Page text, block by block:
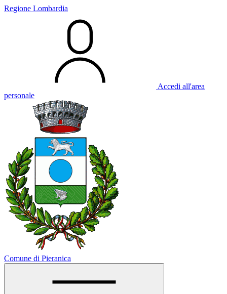
Regione Lombardia
Accedi all'area
personale
Comune di Pieranica